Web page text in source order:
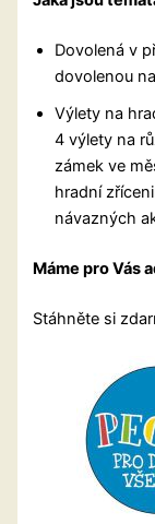
Dovolená v
dovolenou
Výlety na
4 výlety na
zámek ve
hradní
návazných
Máme pro Vás
Stáhněte si